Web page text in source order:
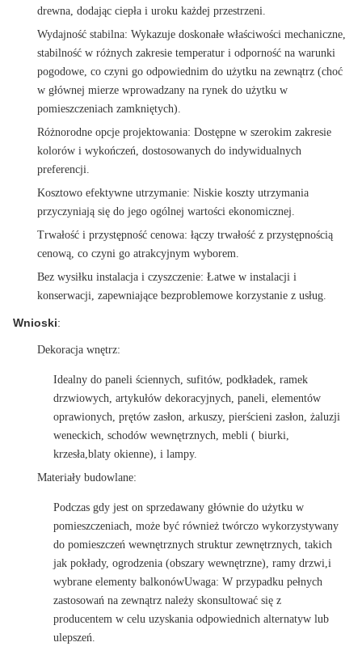
drewna, dodając ciepła i uroku każdej przestrzeni.
Wydajność stabilna: Wykazuje doskonałe właściwości mechaniczne,
stabilność w różnych zakresie temperatur i odporność na warunki
pogodowe, co czyni go odpowiednim do użytku na zewnątrz (choć
w głównej mierze wprowadzany na rynek do użytku w
pomieszczeniach zamkniętych).
Różnorodne opcje projektowania: Dostępne w szerokim zakresie
kolorów i wykończeń, dostosowanych do indywidualnych
preferencji.
Kosztowo efektywne utrzymanie: Niskie koszty utrzymania
przyczyniają się do jego ogólnej wartości ekonomicznej.
Trwałość i przystępność cenowa: łączy trwałość z przystępnością
cenową, co czyni go atrakcyjnym wyborem.
Bez wysiłku instalacja i czyszczenie: Łatwe w instalacji i
konserwacji, zapewniające bezproblemowe korzystanie z usług.
Wnioski:
Dekoracja wnętrz:
Idealny do paneli ściennych, sufitów, podkładek, ramek
drzwiowych, artykułów dekoracyjnych, paneli, elementów
oprawionych, prętów zasłon, arkuszy, pierścieni zasłon, żaluzji
weneckich, schodów wewnętrznych, mebli ( biurki,
krzesła,blaty okienne), i lampy.
Materiały budowlane:
Podczas gdy jest on sprzedawany głównie do użytku w
pomieszczeniach, może być również twórczo wykorzystywany
do pomieszczeń wewnętrznych struktur zewnętrznych, takich
jak pokłady, ogrodzenia (obszary wewnętrzne), ramy drzwi,i
wybrane elementy balkonówUwaga: W przypadku pełnych
zastosowań na zewnątrz należy skonsultować się z
producentem w celu uzyskania odpowiednich alternatyw lub
ulepszeń.